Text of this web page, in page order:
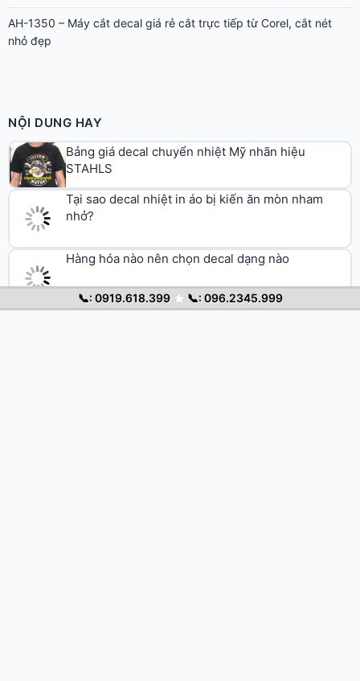
📞: 0919.618.399★ 📞: 096.2345.999
AH-1350 – Máy cắt decal giá rẻ cắt trực tiếp từ Corel, cắt nét
nhỏ đẹp
NỘI DUNG HAY
Bảng giá decal chuyển nhiệt Mỹ nhãn hiệu
STAHLS
Tại sao decal nhiệt in áo bị kiến ăn mòn nham
nhở?
Hàng hóa nào nên chọn decal dạng nào
Các mẹo cần nhớ khi dán decal